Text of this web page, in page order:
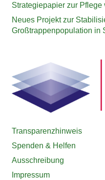
Strategiepapier zur Pflege
Neues Projekt zur
Großtrappenpopulation in
Transparenzhinweis
Spenden & Helfen
Ausschreibung
Impressum